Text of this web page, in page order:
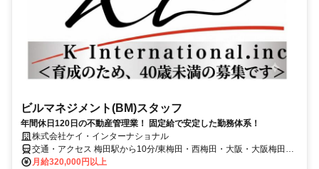
ビルマネジメント(BM)スタッフ
年間休日120日の不動産管理業！ 固定給で安定した勤務体系！
株式会社ケイ・インターナショナル
交通・アクセス 梅田駅から10分/東梅田・西梅田・大阪・大阪梅田か
ら10～20分
月給320,000円以上